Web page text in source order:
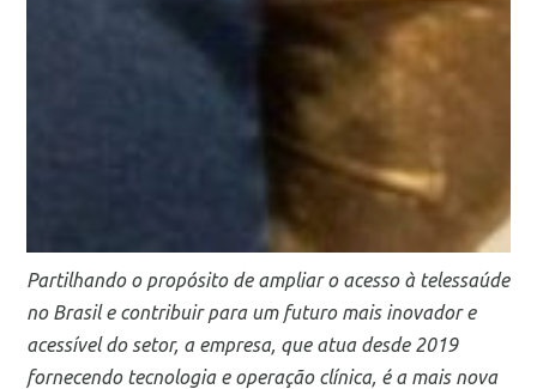
Partilhando o propósito de ampliar o acesso à telessaúde
no Brasil e contribuir para um futuro mais inovador e
acessível do setor, a empresa, que atua desde 2019
fornecendo tecnologia e operação clínica, é a mais nova